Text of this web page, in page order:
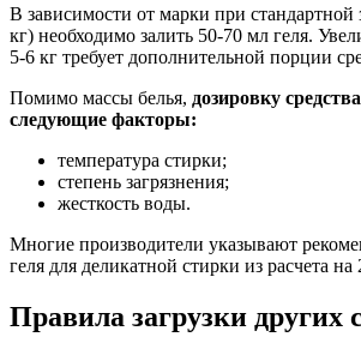
В зависимости от марки при
кг) необходимо залить 50-70 мл геля.
5-6 кг требует дополнительной порции
Помимо массы белья, дозировку
следующие факторы:
температура стирки;
степень загрязнения;
жесткость воды.
Многие производители указывают
геля для деликатной стирки из расчета на
Правила загрузки других